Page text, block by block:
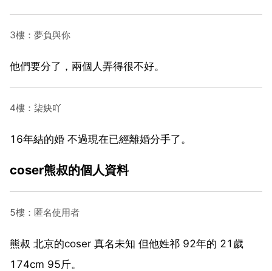
3樓：夢負與你
他們要分了，兩個人弄得很不好。
4樓：柒妜吖
16年結的婚 不過現在已經離婚分手了。
coser熊叔的個人資料
5樓：匿名使用者
熊叔 北京的coser 真名未知 但他姓祁 92年的 21歲
174cm 95斤。